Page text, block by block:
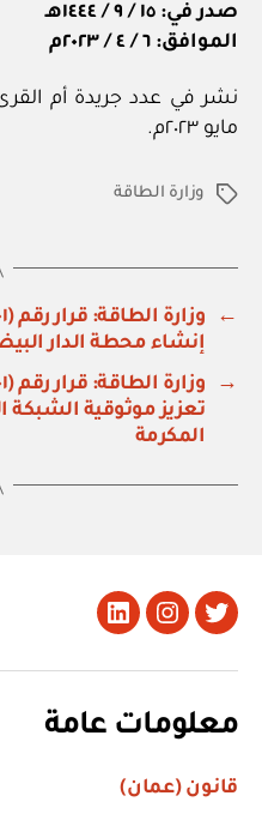
صدر في: ١٥ / ٩ / ١٤٤٤هـ
الموافق: ٦ / ٤ / ٢٠٢٣م
مايو ٢٠٢٣م.
الوسوموزارة الطاقة
←
إنشاء محطة الدار البيضاء رقم (8283)
→
تعزيز موثوقية الشبكة
المكرمة
تويتر Instagram
LinkedIn
معلومات عامة
قانون (عمان)